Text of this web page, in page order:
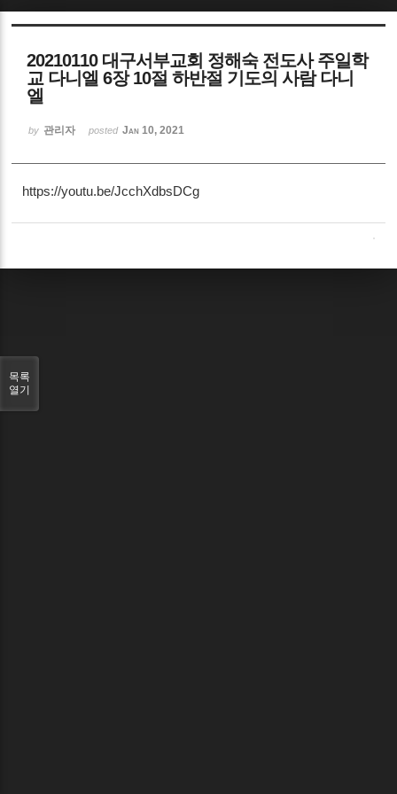
20210110 대구서부교회 정해숙 전도사 주일학
교 다니엘 6장 10절 하반절 기도의 사람 다니
엘
by 관리자 posted Jan 10, 2021
https://youtu.be/JcchXdbsDCg
목록
열기
Sketchbook5, 스케치북5
Sketchbook5, 스케치북5